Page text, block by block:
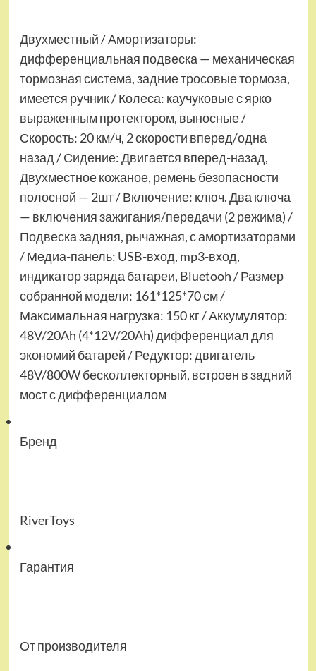
Двухместный / Амортизаторы:
дифференциальная подвеска — механическая
тормозная система, задние тросовые тормоза,
имеется ручник / Колеса: каучуковые с ярко
выраженным протектором, выносные /
Скорость: 20 км/ч, 2 скорости вперед/одна
назад / Сидение: Двигается вперед-назад,
Двухместное кожаное, ремень безопасности
полосной — 2шт / Включение: ключ. Два ключа
— включения зажигания/передачи (2 режима) /
Подвеска задняя, рычажная, с амортизаторами
/ Медиа-панель: USB-вход, mp3-вход,
индикатор заряда батареи, Bluetooh / Размер
собранной модели: 161*125*70 см /
Максимальная нагрузка: 150 кг / Аккумулятор:
48V/20Ah (4*12V/20Ah) дифференциал для
экономий батарей / Редуктор: двигатель
48V/800W бесколлекторный, встроен в задний
мост с дифференциалом
Бренд
RiverToys
Гарантия
От производителя